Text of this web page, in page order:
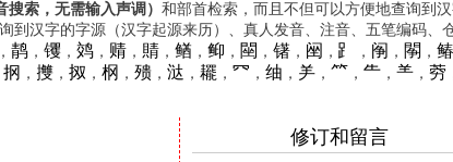
搜索，无需输入声调） 和部首检索，而且不但可以方便地查询到
汉字的字源（汉字起源来历）、真人发音、注音、五笔编码、
䴖， 䦆， 䴔， 䞍， 䝼， 䲡 ， 䲟 ， 䦟 ， 䦃， 䦷 ， ⻊ ， 䦶 ， 䦛 ， 䲠
㧏 ， 㩳， 㧐 ， 㭎 ， 㱮， 㳠 ， 䎱 ， ⺳ ， 䌷 ， ⺶， ⺮ ， ⺧， ⺷， 䓖